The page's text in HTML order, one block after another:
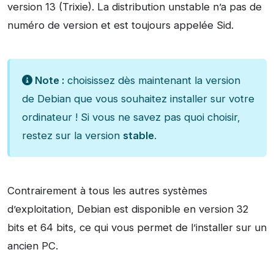
version 13 (Trixie). La distribution unstable n’a pas de
numéro de version et est toujours appelée Sid.
Note : choisissez dès maintenant la version
de Debian que vous souhaitez installer sur votre
ordinateur ! Si vous ne savez pas quoi choisir,
restez sur la version stable.
Contrairement à tous les autres systèmes
d’exploitation, Debian est disponible en version 32
bits et 64 bits, ce qui vous permet de l’installer sur un
ancien PC.